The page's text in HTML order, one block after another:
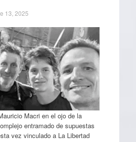
13, 2025
Macri en el ojo de la
entramado de supuestas
vez vinculado a La Libertad